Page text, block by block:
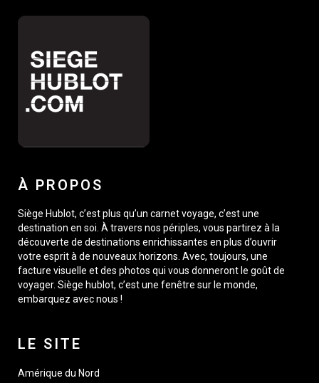
À PROPOS
Siège Hublot, c’est plus qu’un carnet voyage, c’est une
destination en soi. À travers nos périples, vous partirez à la
découverte de destinations enrichissantes en plus d’ouvrir
votre esprit à de nouveaux horizons. Avec, toujours, une
facture visuelle et des photos qui vous donneront le goût de
voyager. Siège hublot, c’est une fenêtre sur le monde,
embarquez avec nous !
LE SITE
Amérique du Nord